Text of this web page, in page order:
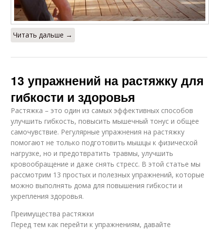
Читать дальше →
13 упражнений на растяжку для
гибкости и здоровья
Растяжка – это один из самых эффективных способов
улучшить гибкость, повысить мышечный тонус и общее
самочувствие. Регулярные упражнения на растяжку
помогают не только подготовить мышцы к физической
нагрузке, но и предотвратить травмы, улучшить
кровообращение и даже снять стресс. В этой статье мы
рассмотрим 13 простых и полезных упражнений, которые
можно выполнять дома для повышения гибкости и
укрепления здоровья.
Преимущества растяжки
Перед тем как перейти к упражнениям, давайте